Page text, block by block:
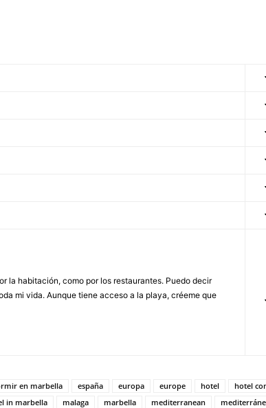
la habitación, como por los restaurantes. Puedo decir
mi vida. Aunque tiene acceso a la playa, créeme que
en marbella españa europa europe hotel
hotel
in marbella malaga marbella mediterranean